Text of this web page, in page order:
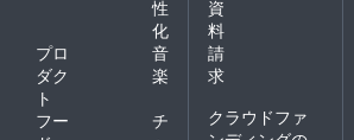
性
化
プロ
ダク
ト
音
楽
フー
チ
資
料
請
求
クラウドファ